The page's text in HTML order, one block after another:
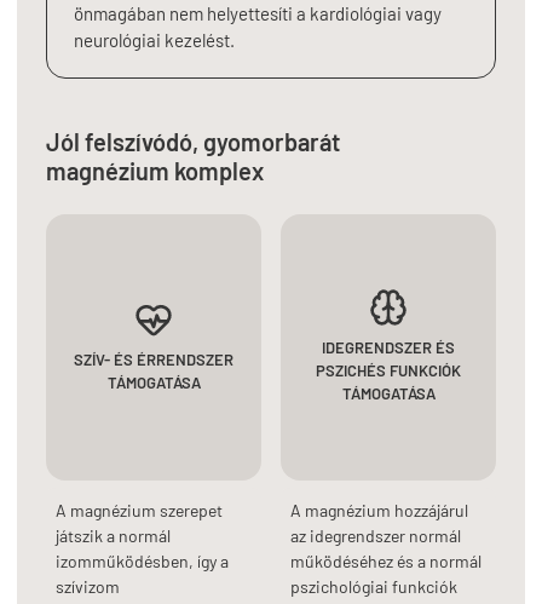
önmagában nem helyettesíti a kardiológiai vagy
neurológiai kezelést.
Jól felszívódó, gyomorbarát
magnézium komplex
SZÍV- ÉS ÉRRENDSZER
TÁMOGATÁSA
A magnézium szerepet
játszik a normál
izomműködésben, így a
szívizom
IDEGRENDSZER ÉS
PSZICHÉS FUNKCIÓK
TÁMOGATÁSA
A magnézium hozzájárul
az idegrendszer normál
működéséhez és a normál
pszichológiai funkciók